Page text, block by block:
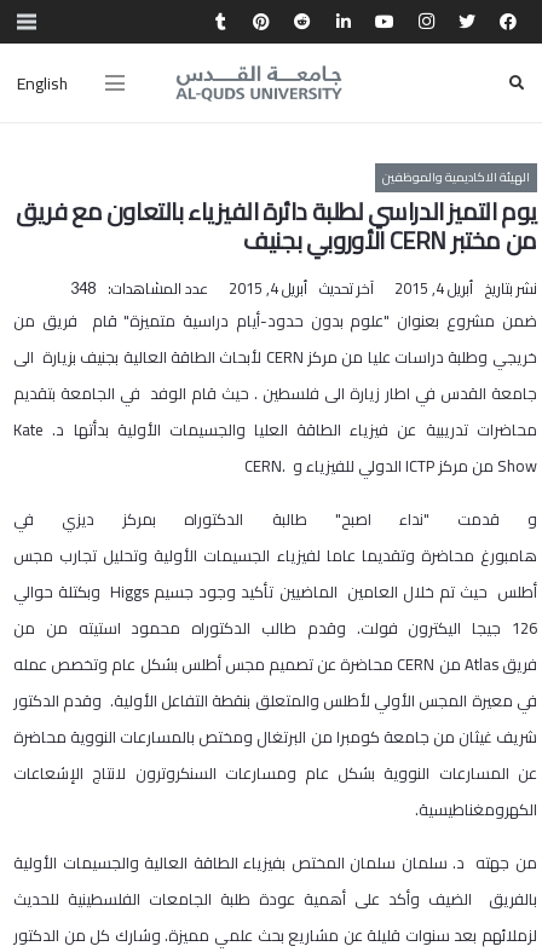
English
الهيئة الاكاديمية والموظفين
يوم التميز الدراسي لطلبة دائرة الفيزياء بالتعاون مع فريق
من مختبر CERN الأوروبي بجنيف
نشر بتاريخ أبريل 4, 2015 آخر تحديث أبريل 4, 2015 عدد المشاهدات: 348
ضمن مشروع بعنوان "علوم بدون حدود-أيام دراسية متميزة" قام فريق من
خريجي وطلبة دراسات عليا من مركز CERN لأبحاث الطاقة العالية بجنيف بزيارة الى
جامعة القدس في اطار زيارة الى فلسطين . حيث قام الوفد في الجامعة بتقديم
محاضرات تدريبية عن فيزياء الطاقة العليا والجسيمات الأولية بدأتها د. Kate
Show من مركز ICTP الدولي للفيزياء و .CERN
و قدمت "نداء اصبح" طالبة الدكتوراه بمركز ديزي في
هامبورغ محاضرة وتقديما عاما لفيزياء الجسيمات الأولية وتحليل تجارب مجس
أطلس حيث تم خلال العامين الماضيين تأكيد وجود جسيم Higgs وبكتلة حوالي
126 جيجا اليكترون فولت. وقدم طالب الدكتوراه محمود استيته من من
فريق Atlas من CERN محاضرة عن تصميم مجس أطلس بشكل عام وتخصص عمله
في معيرة المجس الأولي لأطلس والمتعلق بنقطة التفاعل الأولية. وقدم الدكتور
شريف غيثان من جامعة كومبرا من البرتغال ومختص بالمسارعات النووية محاضرة
عن المسارعات النووية بشكل عام ومسارعات السنكروترون لانتاج الإشعاعات
الكهرومغناطيسية.
من جهته د. سلمان سلمان المختص بفيزياء الطاقة العالية والجسيمات الأولية
بالفريق الضيف وأكد على أهمية عودة طلبة الجامعات الفلسطينية للحديث
لزملائهم بعد سنوات قليلة عن مشاريع بحث علمي مميزة. وشارك كل من الدكتور